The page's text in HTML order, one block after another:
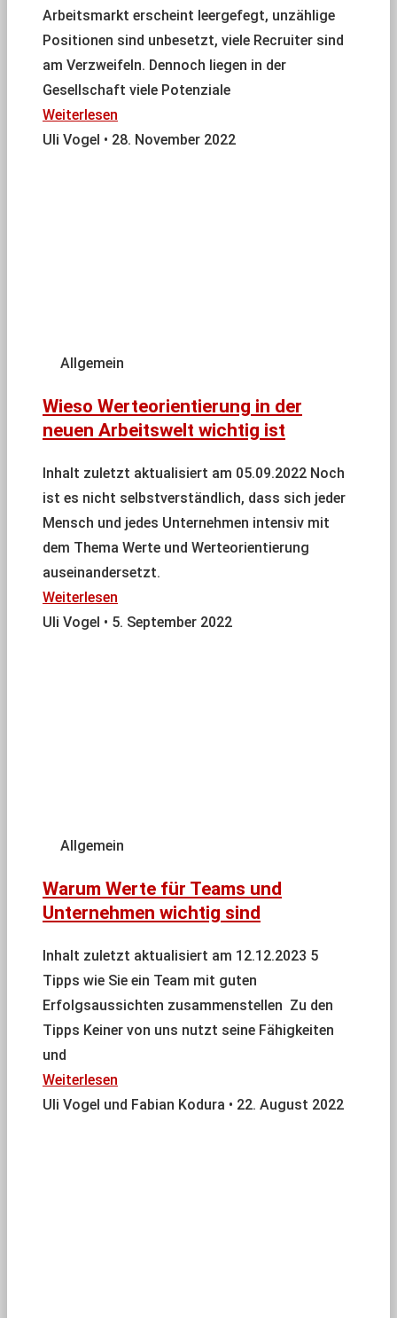
Arbeitsmarkt erscheint leergefegt, unzählige
Positionen sind unbesetzt, viele Recruiter sind
am Verzweifeln. Dennoch liegen in der
Gesellschaft viele Potenziale
Weiterlesen
Uli Vogel
28. November 2022
Allgemein
Wieso Werteorientierung in der
neuen Arbeitswelt wichtig ist
Inhalt zuletzt aktualisiert am 05.09.2022 Noch
ist es nicht selbstverständlich, dass sich jeder
Mensch und jedes Unternehmen intensiv mit
dem Thema Werte und Werteorientierung
auseinandersetzt.
Weiterlesen
Uli Vogel
5. September 2022
Allgemein
Warum Werte für Teams und
Unternehmen wichtig sind
Inhalt zuletzt aktualisiert am 12.12.2023 5
Tipps wie Sie ein Team mit guten
Erfolgsaussichten zusammenstellen Zu den
Tipps Keiner von uns nutzt seine Fähigkeiten
und
Weiterlesen
Uli Vogel und Fabian Kodura
22. August 2022